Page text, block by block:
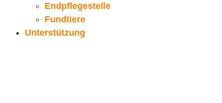
Endpflegestelle
Fundtiere
Unterstützung